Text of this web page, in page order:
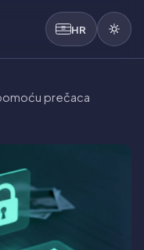
HR
prečaca